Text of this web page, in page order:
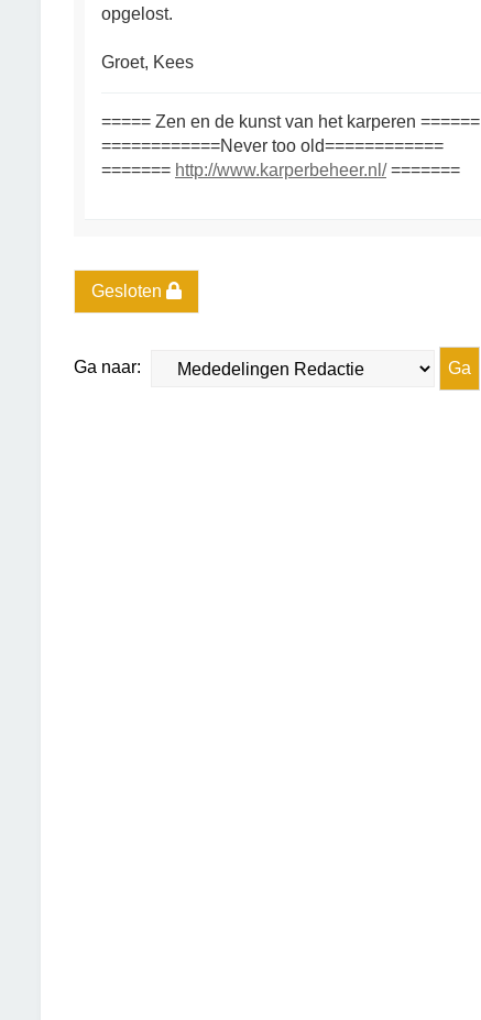
opgelost.
Groet, Kees
===== Zen en de kunst van het karperen ======
============Never too old============
======= http://www.karperbeheer.nl/=======
Gesloten
Ga naar: